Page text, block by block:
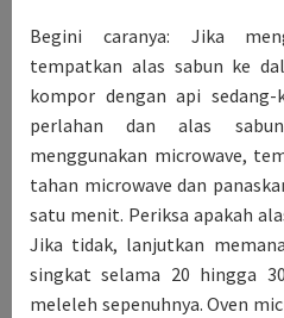
Begini caranya: Jika
tempatkan alas sabun ke
kompor dengan api
perlahan dan alas
menggunakan microwave,
tahan microwave dan
satu menit. Periksa apakah
Jika tidak, lanjutkan
singkat selama 20 hingga
meleleh sepenuhnya. Oven